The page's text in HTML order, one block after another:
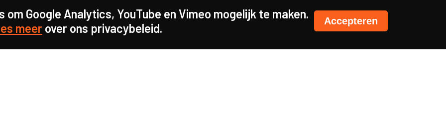
Google Analytics, YouTube en Vimeo mogelijk te maken.
meer over ons privacybeleid. Accepteren